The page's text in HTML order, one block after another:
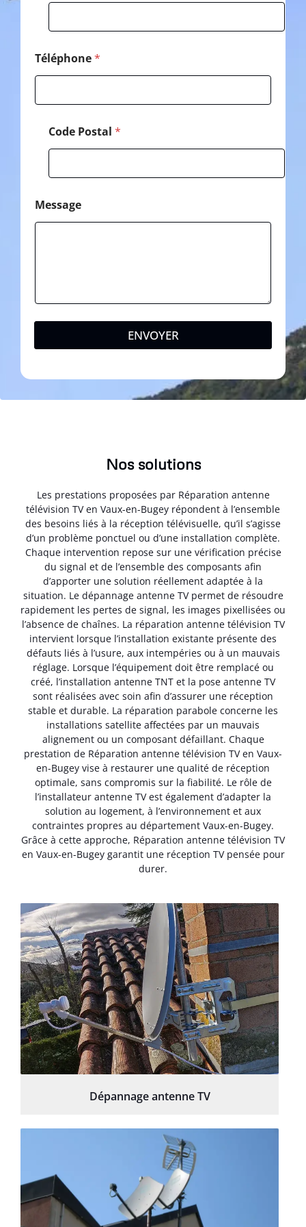
Téléphone*
Code Postal *
Message
ENVOYER
Nos solutions
Les prestations proposées par Réparation antenne
télévision TV en Vaux-en-Bugey répondent à l’ensemble
des besoins liés à la réception télévisuelle, qu’il s’agisse
d’un problème ponctuel ou d’une installation complète.
Chaque intervention repose sur une vérification précise
du signal et de l’ensemble des composants afin
d’apporter une solution réellement adaptée à la
situation. Le dépannage antenne TV permet de résoudre
rapidement les pertes de signal, les images pixellisées ou
l’absence de chaînes. La réparation antenne télévision TV
intervient lorsque l’installation existante présente des
défauts liés à l’usure, aux intempéries ou à un mauvais
réglage. Lorsque l’équipement doit être remplacé ou
créé, l’installation antenne TNT et la pose antenne TV
sont réalisées avec soin afin d’assurer une réception
stable et durable. La réparation parabole concerne les
installations satellite affectées par un mauvais
alignement ou un composant défaillant. Chaque
prestation de Réparation antenne télévision TV en Vaux-
en-Bugey vise à restaurer une qualité de réception
optimale, sans compromis sur la fiabilité. Le rôle de
l’installateur antenne TV est également d’adapter la
solution au logement, à l’environnement et aux
contraintes propres au département Vaux-en-Bugey.
Grâce à cette approche, Réparation antenne télévision TV
en Vaux-en-Bugey garantit une réception TV pensée pour
durer.
Dépannage antenne TV